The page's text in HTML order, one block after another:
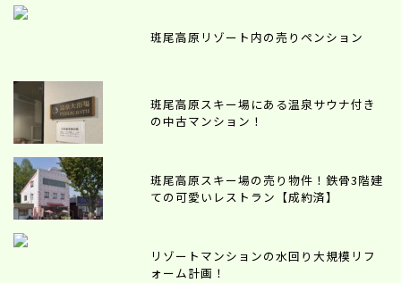
斑尾高原リゾート内の売りペンション
斑尾高原スキー場にある温泉サウナ付き
の中古マンション！
斑尾高原スキー場の売り物件！鉄骨3階建
ての可愛いレストラン【成約済】
リゾートマンションの水回り大規模リフ
ォーム計画！